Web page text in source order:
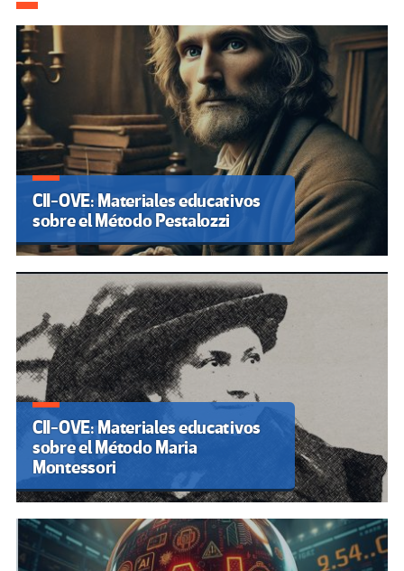
CII-OVE: Materiales educativos
sobre el Método Pestalozzi
CII-OVE: Materiales educativos
sobre el Método Maria
Montessori